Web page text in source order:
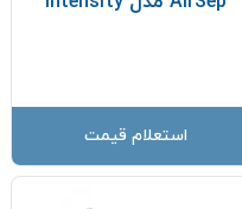
استعلام قیمت